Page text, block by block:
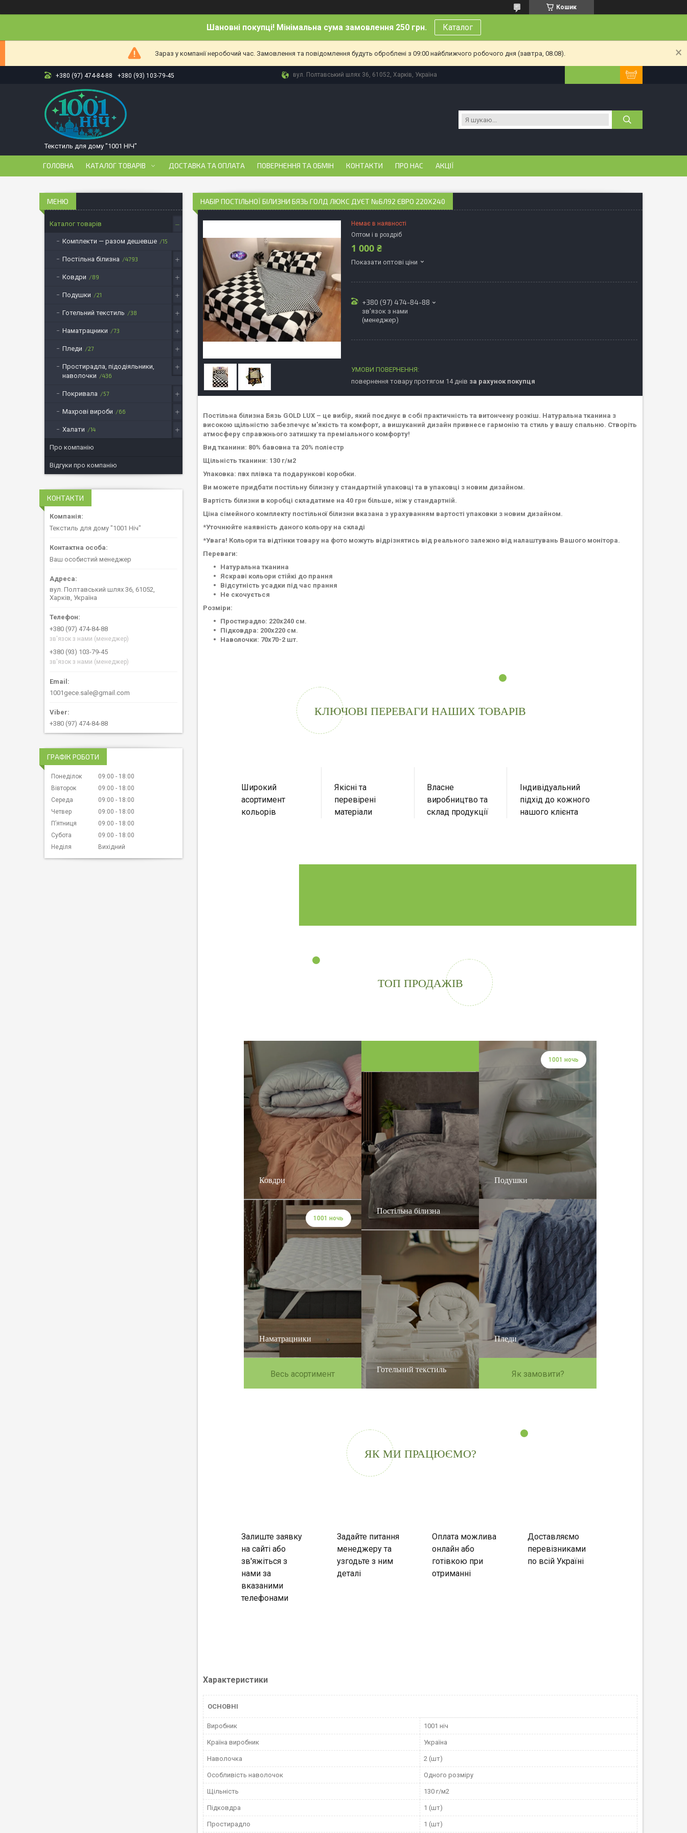
Кошик
Шановні покупці! Мінімальна сума замовлення 250 грн. Каталог
Зараз у компанії неробочий час. Замовлення та повідомлення будуть оброблені з 09:00 найближчого робочого дня (завтра, 08.08).
+380 (97) 474-84-88 +380 (93) 103-79-45 вул. Полтавський шлях 36, 61052, Харків, Україна
Текстиль для дому "1001 НІЧ"
ГОЛОВНА КАТАЛОГ ТОВАРІВ ДОСТАВКА ТА ОПЛАТА ПОВЕРНЕННЯ ТА ОБМІН КОНТАКТИ ПРО НАС АКЦІЇ
НАБІР ПОСТІЛЬНОЇ БІЛИЗНИ БЯЗЬ ГОЛД ЛЮКС ДУЄТ №БЛ92 ЄВРО 220Х240
Немає в наявності
Оптом і в роздріб
1 000 ₴
Показати оптові ціни
+380 (97) 474-84-88
зв'язок з нами
(менеджер)
повернення товару протягом 14 днів за рахунок покупця
Постільна білизна Бязь GOLD LUX – це вибір, який поєднує в собі практичність та витончену розкіш. Натуральна тканина з
високою щільністю забезпечує м'якість та комфорт, а вишуканий дизайн привнесе гармонію та стиль у вашу спальню. Створіть
атмосферу справжнього затишку та преміального комфорту!
Вид тканини: 80% бавовна та 20% поліестр
Щільність тканини: 130 г/м2
Упаковка: пвх плівка та подарункові коробки.
Ви можете придбати постільну білизну у стандартній упаковці та в упаковці з новим дизайном.
Вартість білизни в коробці складатиме на 40 грн більше, ніж у стандартній.
Ціна сімейного комплекту постільної білизни вказана з урахуванням вартості упаковки з новим дизайном.
*Уточнюйте наявність даного кольору на складі
*Увага! Кольори та відтінки товару на фото можуть відрізнятись від реального залежно від налаштувань Вашого монітора.
Переваги:
Натуральна тканина
Яскраві кольори стійкі до прання
Відсутність усадки під час прання
Не скочується
Розміри:
Простирадло: 220х240 см.
Підковдра: 200х220 см.
Наволочки: 70х70-2 шт.
КЛЮЧОВІ ПЕРЕВАГИ НАШИХ ТОВАРІВ
Широкий
асортимент
кольорів
Якісні та
перевірені
матеріали
Власне
виробництво та
склад продукції
Індивідуальний
підхід до кожного
нашого клієнта
ТОП ПРОДАЖІВ
Ковдри
Наматрацники
1001 ночь
Весь асортимент
Постільна білизна
Готельний текстиль
Подушки
1001 ночь
Пледи
Як замовити?
ЯК МИ ПРАЦЮЄМО?
Залиште заявку
на сайті або
зв'яжіться з
нами за
вказаними
телефонами
Задайте питання
менеджеру та
узгодьте з ним
деталі
Оплата можлива
онлайн або
готівкою при
отриманні
Доставляємо
перевізниками
по всій Україні
Характеристики
ОСНОВНІ
Виробник 1001 ніч
Країна виробник Україна
Наволочка 2 (шт)
Особливість наволочок Одного розміру
Щільність 130 г/м2
Підковдра 1 (шт)
Простирадло 1 (шт)
Каталог товарів
Комплекти — разом дешевше 15
Постільна білизна 4793
Ковдри 89
Подушки 21
Готельний текстиль 38
Наматрацники 73
Пледи 27
Простирадла, підодіяльники,
наволочки
436
Покривала 57
Махрові вироби 66
Халати 14
Про компанію
Відгуки про компанію
КОНТАКТИ
Текстиль для дому "1001 Ніч"
Ваш особистий менеджер
вул. Полтавський шлях 36, 61052,
Харків, Україна
+380 (97) 474-84-88
зв'язок з нами (менеджер)
+380 (93) 103-79-45
зв'язок з нами (менеджер)
1001gece.sale@gmail.com
+380 (97) 474-84-88
ГРАФІК РОБОТИ
Понеділок 09:00
18:00
Вівторок
09:00
18:00
Середа
09:00
18:00
Четвер
09:00
18:00
Пʼятниця
09:00
18:00
Субота
09:00
18:00
Неділя
Вихідний